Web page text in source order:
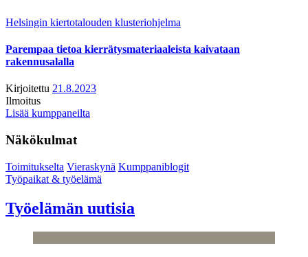
Helsingin kiertotalouden klusteriohjelma
Parempaa tietoa kierrätysmateriaaleista kaivataan
rakennusalalla
Kirjoitettu 21.8.2023
Ilmoitus
Lisää kumppaneilta
Näkökulmat
Toimitukselta Vieraskynä Kumppaniblogit
Työpaikat & työelämä
Työelämän uutisia